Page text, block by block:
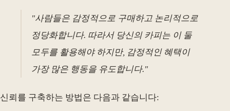
"사람들은 감정적으로 구매하고 논리적으로
정당화합니다. 따라서 당신의 카피는 이 둘
모두를 활용해야 하지만, 감정적인 혜택이
가장 많은 행동을 유도합니다."
신뢰를 구축하는 방법은 다음과 같습니다: